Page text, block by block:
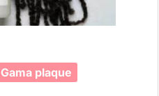
Gama plaque